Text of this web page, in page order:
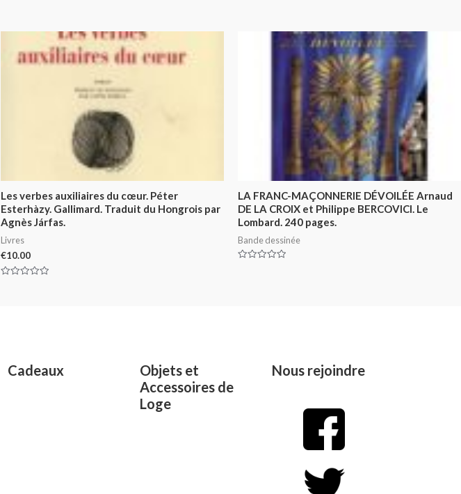
Les verbes auxiliaires du cœur. Péter
Esterhàzy. Gallimard. Traduit du Hongrois par
Agnès Járfas.
Livres
€10.00
LA FRANC-MAÇONNERIE DÉVOILÉE Arnaud
DE LA CROIX et Philippe BERCOVICI. Le
Lombard. 240 pages.
Bande dessinée
Cadeaux
Objets et
Accessoires de
Loge
Nous rejoindre